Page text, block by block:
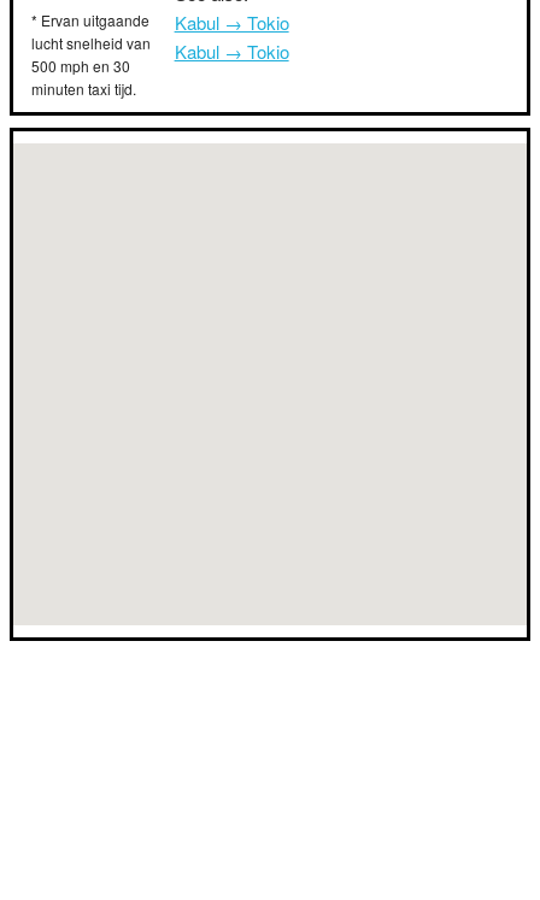
* Ervan uitgaande
lucht snelheid van
500 mph en 30
minuten taxi tijd.
Kabul → Tokio
Kabul → Tokio